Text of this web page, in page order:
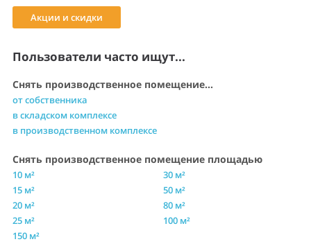
Акции и скидки
Пользователи часто ищут...
Снять производственное помещение...
от собственника
в складском комплексе
в производственном комплексе
Снять производственное помещение площадью
10 м²
15 м²
20 м²
25 м²
30 м²
50 м²
80 м²
100 м²
150 м²